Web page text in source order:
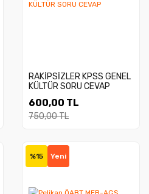
RAKİPSİZLER KPSS GENEL
KÜLTÜR SORU CEVAP
600,00 TL
750,00 TL
%15 Yeni